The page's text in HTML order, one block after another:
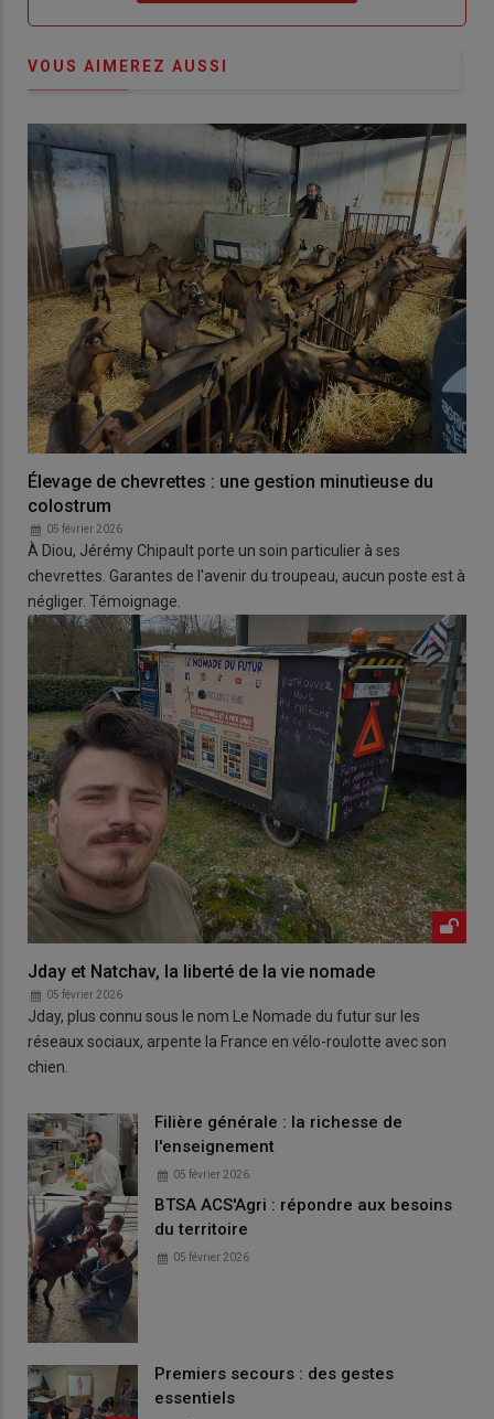
VOUS AIMEREZ AUSSI
Élevage de chevrettes : une gestion minutieuse du
colostrum
05 février 2026
À Diou, Jérémy Chipault porte un soin particulier à ses
chevrettes. Garantes de l'avenir du troupeau, aucun poste est à
négliger. Témoignage.
Jday et Natchav, la liberté de la vie nomade
05 février 2026
Jday, plus connu sous le nom Le Nomade du futur sur les
réseaux sociaux, arpente la France en vélo-roulotte avec son
chien.
Filière générale : la richesse de
l'enseignement
05 février 2026
BTSA ACS'Agri : répondre aux besoins
du territoire
05 février 2026
Premiers secours : des gestes
essentiels